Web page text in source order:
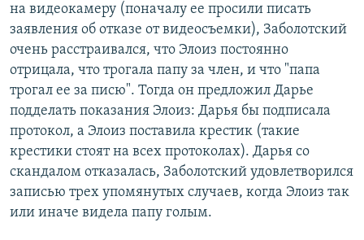
на видеокамеру (поначалу ее просили писать
заявления об отказе от видеосъемки), Заболотский
очень расстраивался, что Элоиз постоянно
отрицала, что трогала папу за член, и что "папа
трогал ее за писю". Тогда он предложил Дарье
подделать показания Элоиз: Дарья бы подписала
протокол, а Элоиз поставила крестик (такие
крестики стоят на всех протоколах). Дарья со
скандалом отказалась, Заболотский удовлетворился
записью трех упомянутых случаев, когда Элоиз так
или иначе видела папу голым.